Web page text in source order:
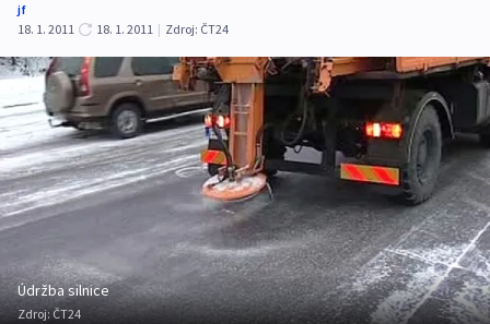
jf
18. 1. 2011
18. 1. 2011 | Zdroj: ČT24
Údržba silnice
Zdroj:ČT24